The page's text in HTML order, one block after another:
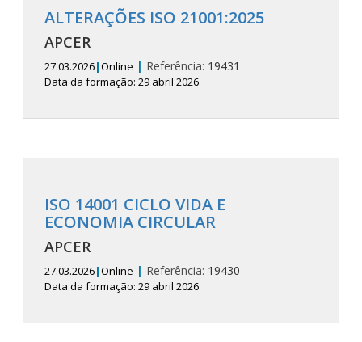
ALTERAÇÕES ISO 21001:2025
APCER
27.03.2026|Online | Referência: 19431
Data da formação: 29 abril 2026
ISO 14001 CICLO VIDA E
ECONOMIA CIRCULAR
APCER
27.03.2026|Online | Referência: 19430
Data da formação: 29 abril 2026